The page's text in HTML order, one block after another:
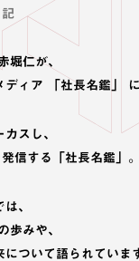
堀仁が、
ディア
「社長名鑑」
スし、
信する「社長名鑑」。
、
歩みや、
ついて語られていま